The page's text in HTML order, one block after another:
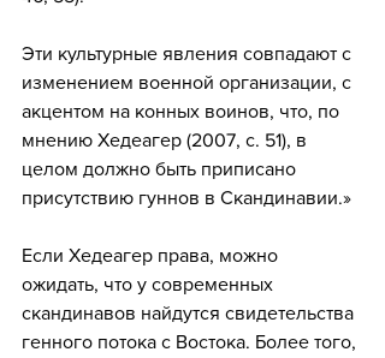
Эти культурные явления совпадают с
изменением военной организации, с
акцентом на конных воинов, что, по
мнению Хедеагер (2007, с. 51), в
целом должно быть приписано
присутствию гуннов в Скандинавии.»
Если Хедеагер права, можно
ожидать, что у современных
скандинавов найдутся свидетельства
генного потока с Востока. Более того,